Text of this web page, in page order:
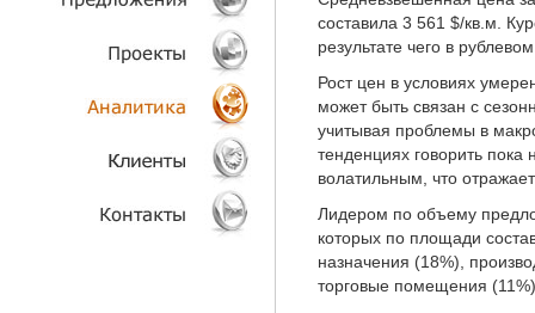
ТЕХНОЛОГИИ
ОБЪЕКТЫ
ПРОЕКТЫ
АНАЛИТИКА
КЛИЕНТЫ
составила 3 561 $/кв.м.
результате чего в
Рост цен в условиях
может быть связан с
учитывая проблемы в
тенденциях говорить пока
волатильным, что
Лидером по объему
которых по площади
назначения (18%),
торговые помещения